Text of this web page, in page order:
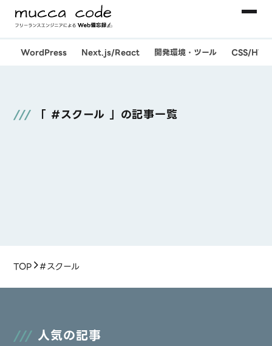
WordPress Next.js/React 開発環境・ツール CSS/
「 #スクール 」の記事一覧
現役フリーランスが徹底レビュー｜サービス
TOP #スクール
人気の記事